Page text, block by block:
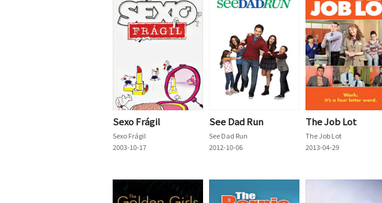
Sexo Frágil
Sexo Frágil
2003-10-17
See Dad Run
See Dad Run
2012-10-06
The Job Lot
The Job Lot
2013-04-29